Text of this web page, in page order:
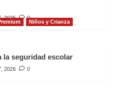
2026 0
Niños y Crianza
la seguridad escolar
2026 0